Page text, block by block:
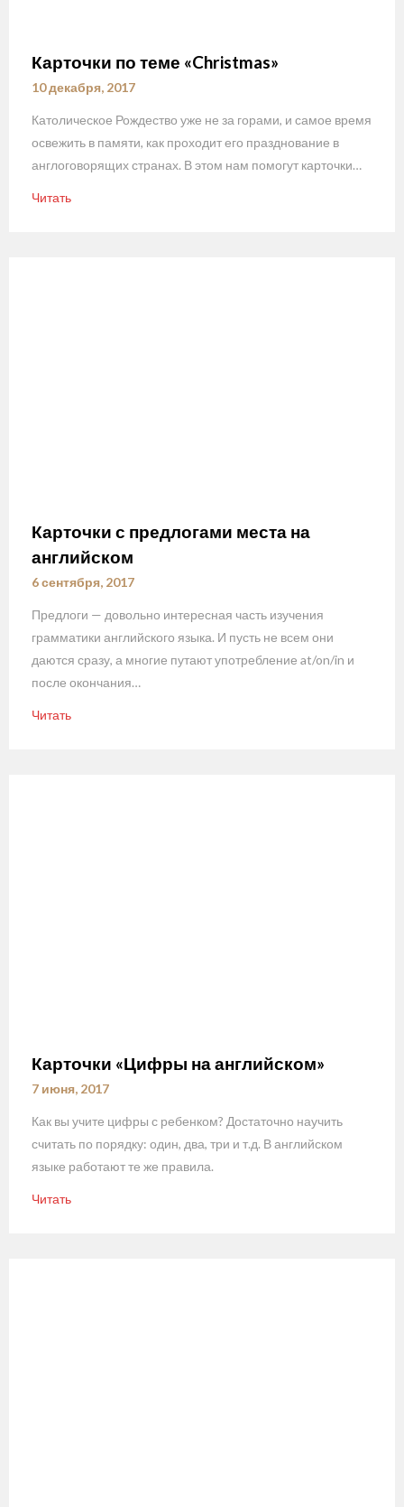
Карточки по теме «Christmas»
10 декабря, 2017
Католическое Рождество уже не за горами, и самое время
освежить в памяти, как проходит его празднование в
англоговорящих странах. В этом нам помогут карточки…
Читать
Карточки с предлогами места на
английском
6 сентября, 2017
Предлоги — довольно интересная часть изучения
грамматики английского языка. И пусть не всем они
даются сразу, а многие путают употребление at/on/in и
после окончания…
Читать
Карточки «Цифры на английском»
7 июня, 2017
Как вы учите цифры с ребенком? Достаточно научить
считать по порядку: один, два, три и т.д. В английском
языке работают те же правила.
Читать